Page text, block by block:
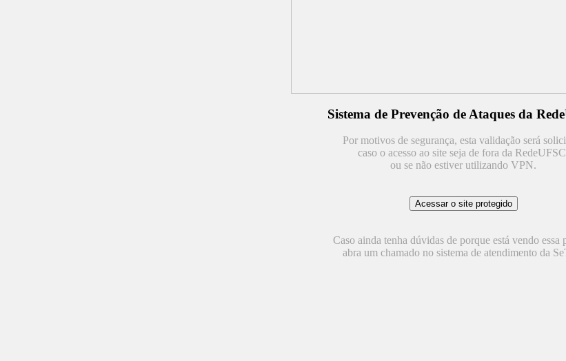
Sistema de Prevenção de Ataques da
Por motivos de segurança, esta validação será
caso o acesso ao site seja de fora da
ou se não estiver utilizando VPN.
Caso ainda tenha dúvidas de porque está vendo essa
abra um chamado no sistema de atendimento da